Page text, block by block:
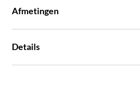
Afmetingen
Diepte 15.5 cm
Details
Vaas Jhovi keramiek wit
Productnummer: G14350083159